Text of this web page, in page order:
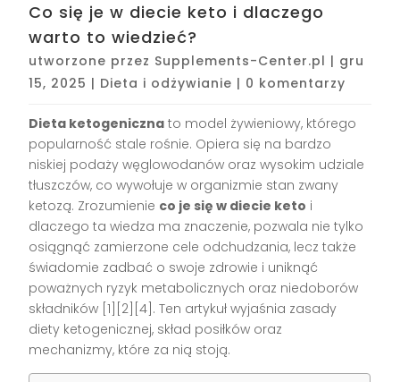
Co się je w diecie keto i dlaczego
warto to wiedzieć?
utworzone przez Supplements-Center.pl | gru
15, 2025 | Dieta i odżywianie | 0 komentarzy
Dieta ketogeniczna to model żywieniowy, którego
popularność stale rośnie. Opiera się na bardzo
niskiej podaży węglowodanów oraz wysokim udziale
tłuszczów, co wywołuje w organizmie stan zwany
ketozą. Zrozumienie co je się w diecie keto i
dlaczego ta wiedza ma znaczenie, pozwala nie tylko
osiągnąć zamierzone cele odchudzania, lecz także
świadomie zadbać o swoje zdrowie i uniknąć
poważnych ryzyk metabolicznych oraz niedoborów
składników [1][2][4]. Ten artykuł wyjaśnia zasady
diety ketogenicznej, skład posiłków oraz
mechanizmy, które za nią stoją.